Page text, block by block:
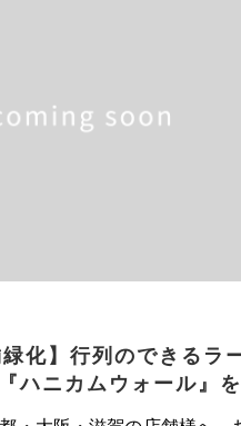
緑化】行列のできるラ
ハニカムウォール』を